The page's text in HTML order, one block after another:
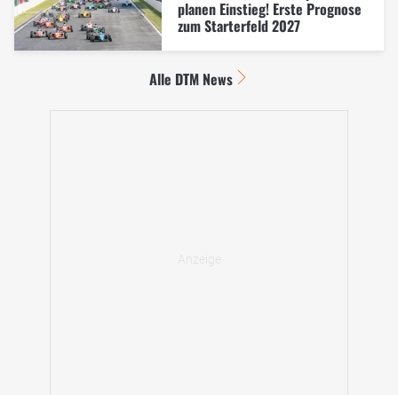
planen Einstieg! Erste Prognose
zum Starterfeld 2027
Alle DTM News